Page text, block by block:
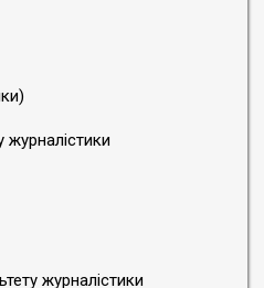
журналістики